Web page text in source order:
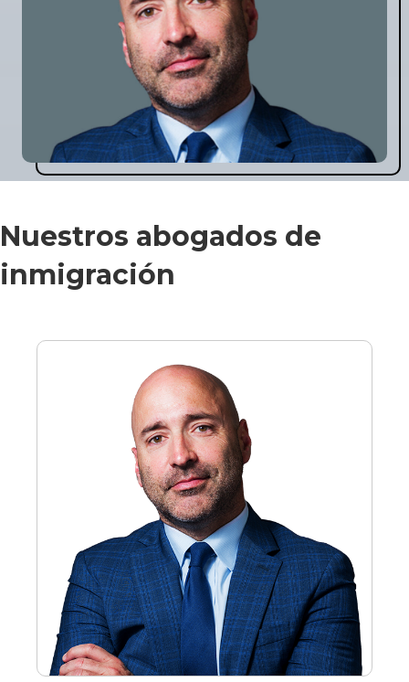
Nuestros abogados de
inmigración